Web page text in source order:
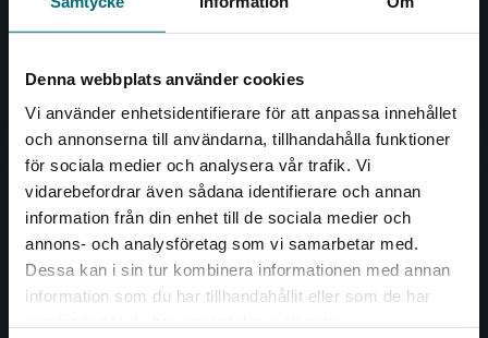
Denna webbplats använder cookies
Vi använder enhetsidentifierare för att anpassa innehållet
och annonserna till användarna, tillhandahålla funktioner
för sociala medier och analysera vår trafik. Vi
vidarebefordrar även sådana identifierare och annan
information från din enhet till de sociala medier och
annons- och analysföretag som vi samarbetar med.
Dessa kan i sin tur kombinera informationen med annan
information som du har tillhandahållit eller som de har
Begränsad fraktregion
Det verkar som att du besöker
och öppnar dörren till nya världar och möjligheter för
såväl barn som vuxna.
Kontakta oss
Kontakta oss
046-31 20 00
Box 141
221 00 Lund
Besöksadress: